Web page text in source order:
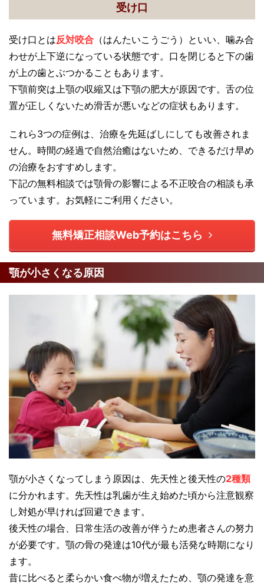
受け口
受け口とは反対咬合 （はんたいこうごう）といい、噛み合
わせが上下逆になっている状態です。口を閉じると下の歯
が上の歯とぶつかることもあります。
下顎前突は上顎の収縮又は下顎の肥大が原因です。舌の位
置が正しくないため滑舌が悪いなどの症状もあります。
これら3つの症例は、治療を先延ばしにしても改善されま
せん。時間の経過で自然治癒はないため、できるだけ早め
の治療をおすすめします。
下記の無料相談では顎骨の影響による不正咬合の相談も承
っています。お気軽にご利用ください。
無料矯正相談Web予約はこちら
顎が小さくなる原因
顎が小さくなってしまう原因は、先天性と後天性の2種類
に分かれます。先天性は乳歯が生え始めた頃から注意観察
し対処が早ければ回避できます。
後天性の場合、日常生活の改善が伴うため患者さんの努力
が必要です。顎の骨の発達は10代が最も活発な時期になり
ます。
昔に比べると柔らかい食べ物が増えたため、顎の発達を意